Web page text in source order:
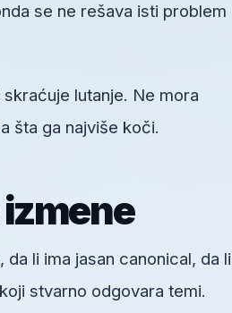
se ne rešava isti problem
lutanje. Ne mora
šta ga najviše koči.
li ima jasan canonical, da li
stvarno odgovara temi.